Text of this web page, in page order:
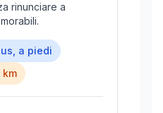
rinunciare a
a piedi
km